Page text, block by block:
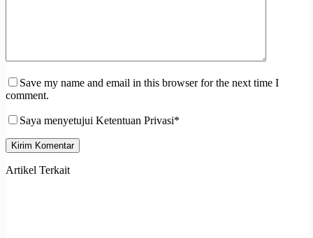
Save my name and email in this browser for the next time I
comment.
Saya menyetujui Ketentuan Privasi*
Kirim Komentar
Artikel Terkait